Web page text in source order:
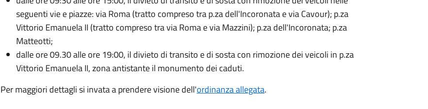
seguenti vie e piazze: via Roma (tratto compreso tra p.za dell'Incoronata e via Cavour); p.za
Vittorio Emanuela II (tratto compreso tra via Roma e via Mazzini); p.za dell'Incoronata; p.za
Matteotti;
dalle ore 09.30 alle ore 19:00, il divieto di transito e di sosta con rimozione dei veicoli in p.za
Vittorio Emanuela II, zona antistante il monumento dei caduti.
Per maggiori dettagli si invata a prendere visione dell'ordinanza allegata.